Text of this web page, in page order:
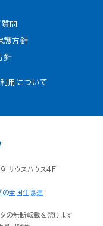
問
護方針
針
用について
ウスハウス4F
の全国生協連
の無断転載を禁じます